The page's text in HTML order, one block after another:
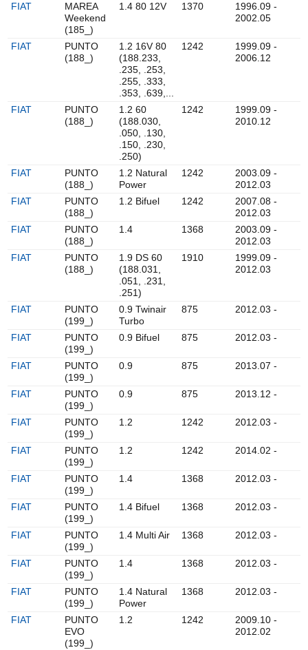
FIAT
MAREA
Weekend
(185_)
1.4 80 12V 1370
1996.09 -
2002.05
FIAT
PUNTO
(188_)
1.2 16V 80
(188.233,
.235, .253,
.255, .333,
.353, .639,...
1242
1999.09 -
2006.12
FIAT
PUNTO
(188_)
1.2 60
(188.030,
.050, .130,
.150, .230,
.250)
1242
1999.09 -
2010.12
FIAT
PUNTO
(188_)
1.2 Natural
Power
1242
2003.09 -
2012.03
FIAT
PUNTO
(188_)
1.2 Bifuel 1242
2007.08 -
2012.03
FIAT
PUNTO
(188_)
1.4 1368
2003.09 -
2012.03
FIAT
PUNTO
(188_)
1.9 DS 60
(188.031,
.051, .231,
.251)
1910
1999.09 -
2012.03
FIAT
PUNTO
(199_)
0.9 Twinair
Turbo
875 2012.03 -
FIAT
PUNTO
(199_)
0.9 Bifuel 875 2012.03 -
FIAT
PUNTO
(199_)
0.9 875 2013.07 -
FIAT
PUNTO
(199_)
0.9 875 2013.12 -
FIAT
PUNTO
(199_)
1.2 1242 2012.03 -
FIAT
PUNTO
(199_)
1.2 1242 2014.02 -
FIAT
PUNTO
(199_)
1.4 1368 2012.03 -
FIAT
PUNTO
(199_)
1.4 Bifuel 1368 2012.03 -
FIAT
PUNTO
(199_)
1.4 Multi Air 1368 2012.03 -
FIAT
PUNTO
(199_)
1.4 1368 2012.03 -
FIAT
PUNTO
(199_)
1.4 Natural
Power
1368 2012.03 -
FIAT
PUNTO
EVO
(199_)
1.2 1242
2009.10 -
2012.02